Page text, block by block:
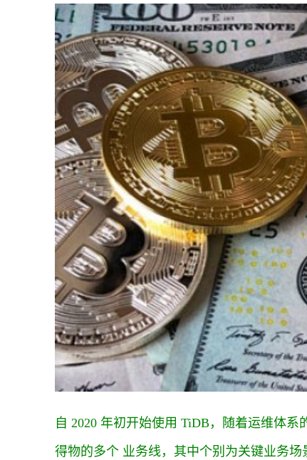
自 2020 年初开始使用 TiDB，随着运维体
得物的多个 业务线，其中个别为关键业务